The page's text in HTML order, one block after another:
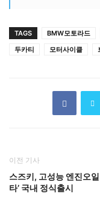
TAGS BMW모토라드
두카티
모터사이클
이전 기사
스즈키, 고성능 엔진오일
타’ 국내 정식출시